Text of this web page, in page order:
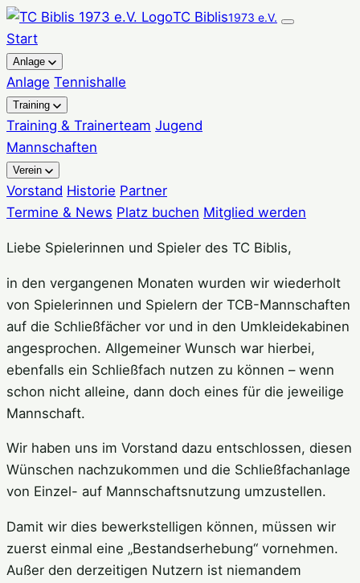
Zum
Inhalt
springen
TC Biblis1973 e.V.
Start
Anlage
Anlage Tennishalle
Training
Training & Trainerteam Jugend
Mannschaften
Verein
Vorstand Historie Partner
Termine & News Platz buchen Mitglied werden
Liebe Spielerinnen und Spieler des TC Biblis,
in den vergangenen Monaten wurden wir wiederholt
von Spielerinnen und Spielern der TCB-Mannschaften
auf die Schließfächer vor und in den Umkleidekabinen
angesprochen. Allgemeiner Wunsch war hierbei,
ebenfalls ein Schließfach nutzen zu können – wenn
schon nicht alleine, dann doch eines für die jeweilige
Mannschaft.
Wir haben uns im Vorstand dazu entschlossen, diesen
Wünschen nachzukommen und die Schließfachanlage
von Einzel- auf Mannschaftsnutzung umzustellen.
Damit wir dies bewerkstelligen können, müssen wir
zuerst einmal eine „Bestandserhebung“ vornehmen.
Außer den derzeitigen Nutzern ist niemandem